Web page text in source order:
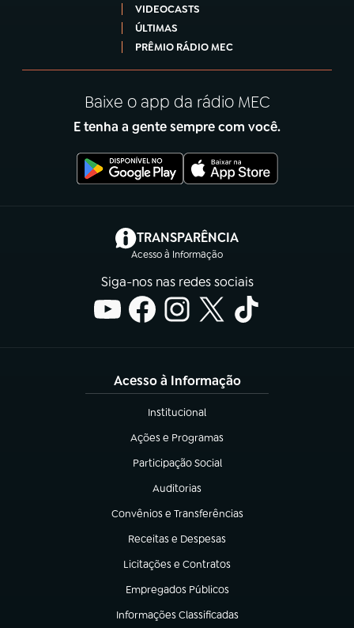
VIDEOCASTS
ÚLTIMAS
PRÊMIO RÁDIO MEC
Baixe o app da rádio MEC
E tenha a gente sempre com você.
TRANSPARÊNCIA
Acesso à Informação
(abre em nova aba)
Siga-nos nas redes sociais
Acesso à Informação
Institucional
(abre em nova aba)
Ações e Programas
(abre em nova aba)
Participação Social
(abre em nova aba)
Auditorias
(abre em nova aba)
Convênios e Transferências
(abre em nova aba)
Receitas e Despesas
(abre em nova aba)
Licitações e Contratos
(abre em nova aba)
Empregados Públicos
(abre em nova aba)
Informações Classificadas
(abre em nova aba)